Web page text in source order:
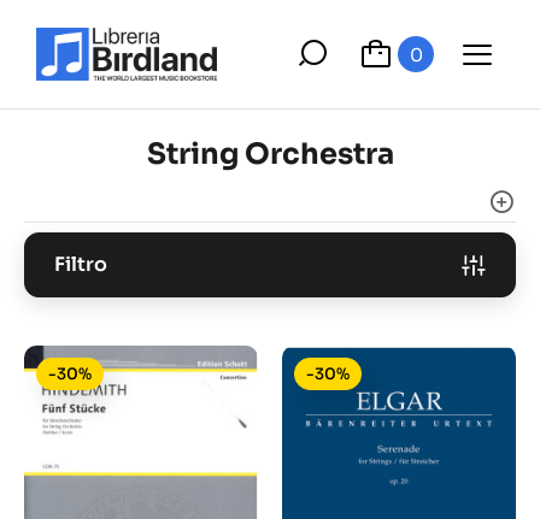
0
String Orchestra
Filtro
-30% -30%